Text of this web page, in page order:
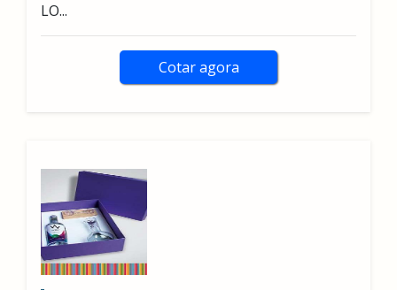
LO...
Cotar agora